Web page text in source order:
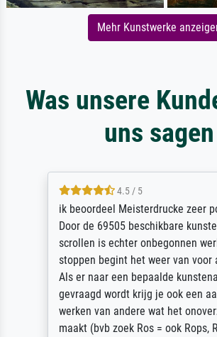
Mehr Kunstwerke
Was unsere
uns sagen
4.5 / 5
ik beoordeel Meisterdrucke zeer
Door de 69505 beschikbare
scrollen is echter onbegonnen
stoppen begint het weer van voor
Als er naar een bepaalde
gevraagd wordt krijg je ook een
werken van andere wat het
maakt (bvb zoek Ros = ook Rops,